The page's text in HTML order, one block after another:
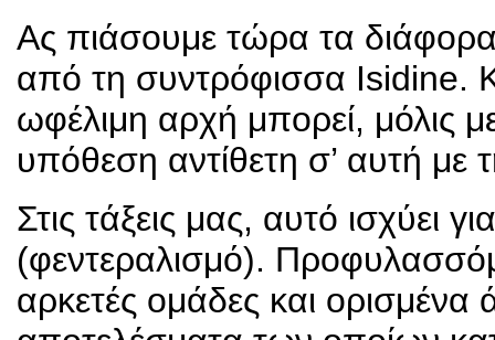
Ας πιάσουμε τώρα τα
από τη συντρόφισσα Isidine.
ωφέλιμη αρχή μπορεί, μόλις
υπόθεση αντίθετη σ’ αυτή με
Στις τάξεις μας, αυτό ισχύει
(φεντεραλισμό).
αρκετές ομάδες και ορισμένα